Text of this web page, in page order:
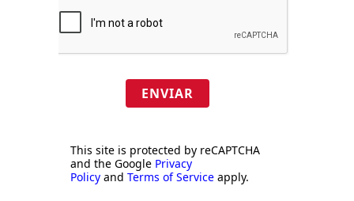
ENVIAR
This site is protected by reCAPTCHA
and the Google Privacy
Policy and Terms of Service apply.